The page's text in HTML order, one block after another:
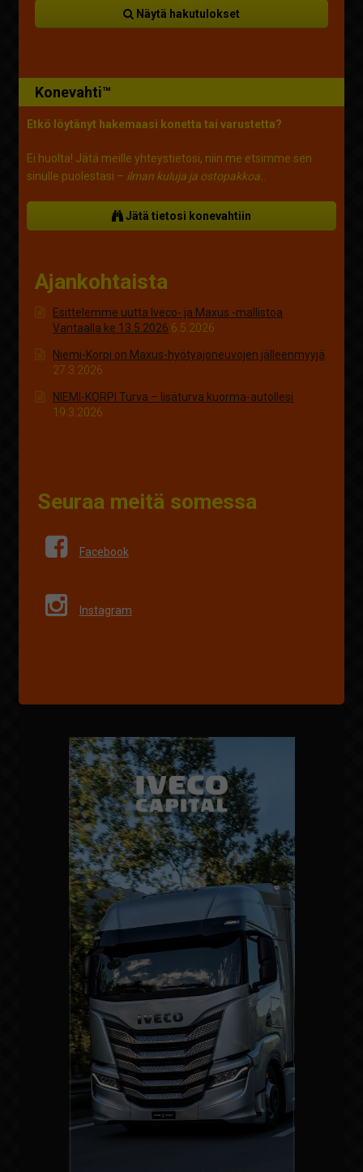
Näytä hakutulokset
Konevahti™
Etkö löytänyt hakemaasi konetta tai varustetta?
Ei huolta! Jätä meille yhteystietosi, niin me etsimme sen
sinulle puolestasi – ilman kuluja ja ostopakkoa.
Jätä tietosi konevahtiin
Ajankohtaista
Esittelemme uutta Iveco- ja Maxus -mallistoa
Vantaalla ke 13.5.2026 6.5.2026
Niemi-Korpi on Maxus-hyötyajoneuvojen jälleenmyyjä
27.3.2026
NIEMI-KORPI Turva – lisäturva kuorma-autollesi
19.3.2026
Seuraa meitä somessa
Facebook
Instagram